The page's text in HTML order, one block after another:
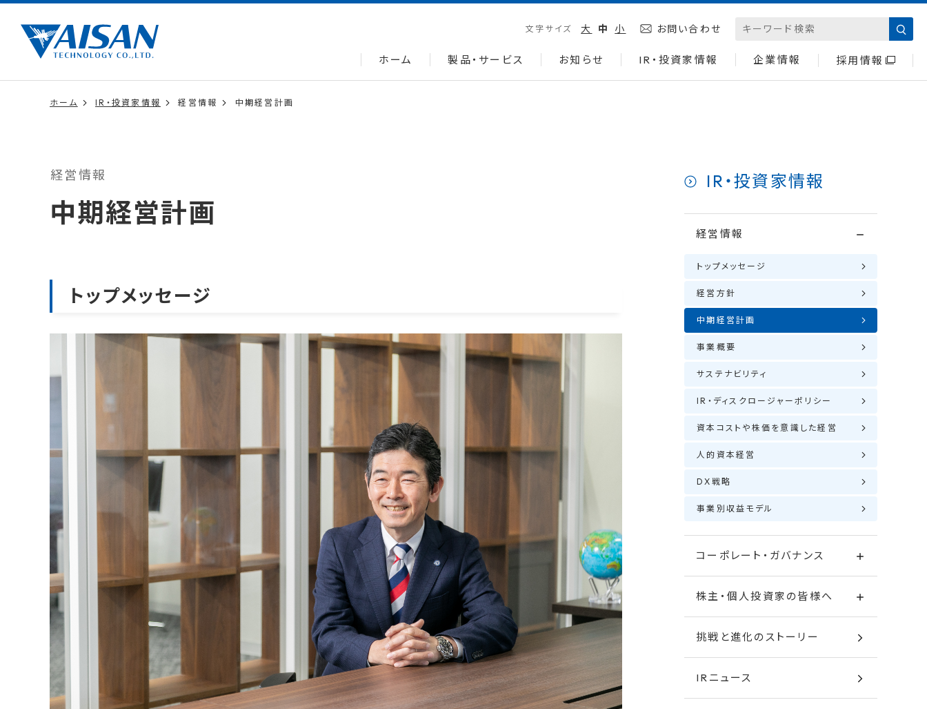
文字サイズ 大 中 小 お問い合わせ
ホーム 製品・サービス お知らせ IR・投資家情報 企業情報 採用情報
ホーム IR・投資家情報 経営情報 中期経営計画
経営情報
中期経営計画
トップメッセージ
IR・投資家情報
経営情報
トップメッセージ
経営方針
中期経営計画
事業概要
サステナビリティ
IR・ディスクロージャーポリシー
資本コストや株価を意識した経営
人的資本経営
DX戦略
事業別収益モデル
コーポレート・ガバナンス
株主・個人投資家の皆様へ
挑戦と進化のストーリー
IRニュース